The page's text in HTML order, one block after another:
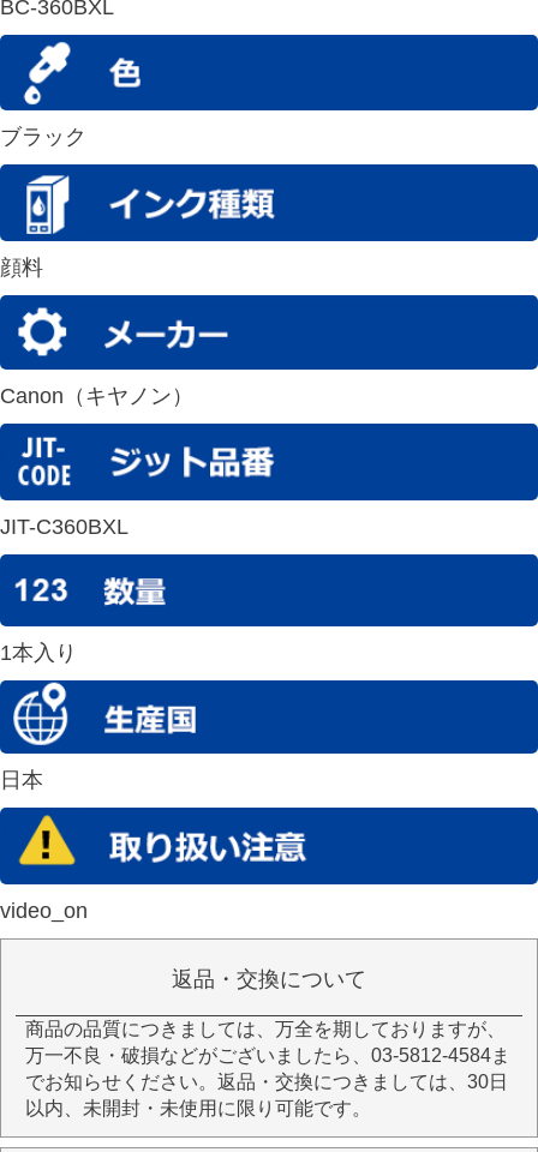
BC-360BXL
ブラック
顔料
Canon（キヤノン）
JIT-C360BXL
1本入り
日本
video_on
返品・交換について
商品の品質につきましては、万全を期しておりますが、
万一不良・破損などがございましたら、03-5812-4584ま
でお知らせください。返品・交換につきましては、30日
以内、未開封・未使用に限り可能です。